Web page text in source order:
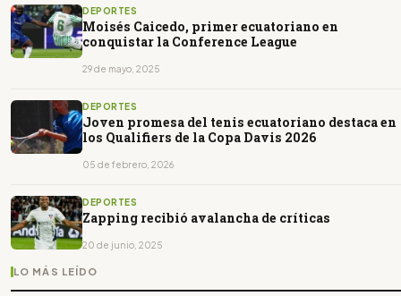
DEPORTES
Moisés Caicedo, primer ecuatoriano en
conquistar la Conference League
29 de mayo, 2025
DEPORTES
Joven promesa del tenis ecuatoriano destaca en
los Qualifiers de la Copa Davis 2026
05 de febrero, 2026
DEPORTES
Zapping recibió avalancha de críticas
20 de junio, 2025
LO MÁS LEÍDO